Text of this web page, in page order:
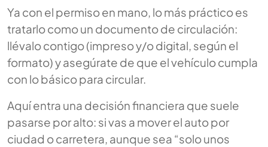
Ya con el permiso en mano, lo más práctico es
tratarlo como un documento de circulación:
llévalo contigo (impreso y/o digital, según el
formato) y asegúrate de que el vehículo cumpla
con lo básico para circular.
Aquí entra una decisión financiera que suele
pasarse por alto: si vas a mover el auto por
ciudad o carretera, aunque sea “solo unos